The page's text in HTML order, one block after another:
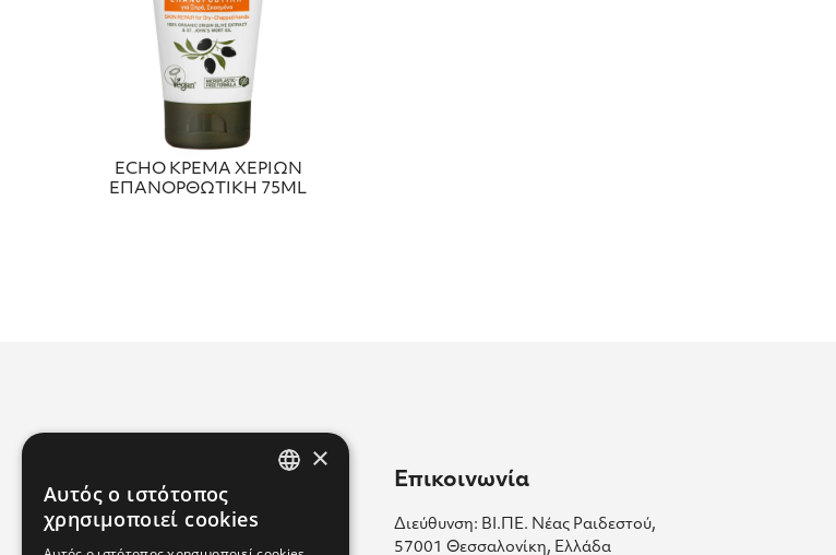
ECHO ΚΡΕΜΑ ΧΕΡΙΩΝ
ΕΠΑΝΟΡΘΩΤΙΚΗ 75ML
Χρήσιμοι Σύνδεσμοι
Επικοινωνία
Επικοινωνία
Διεύθυνση: ΒΙ.ΠΕ. Νέας Ραιδεστού,
57001 Θεσσαλονίκη, Ελλάδα
×
Αυτός ο ιστότοπος
χρησιμοποιεί cookies